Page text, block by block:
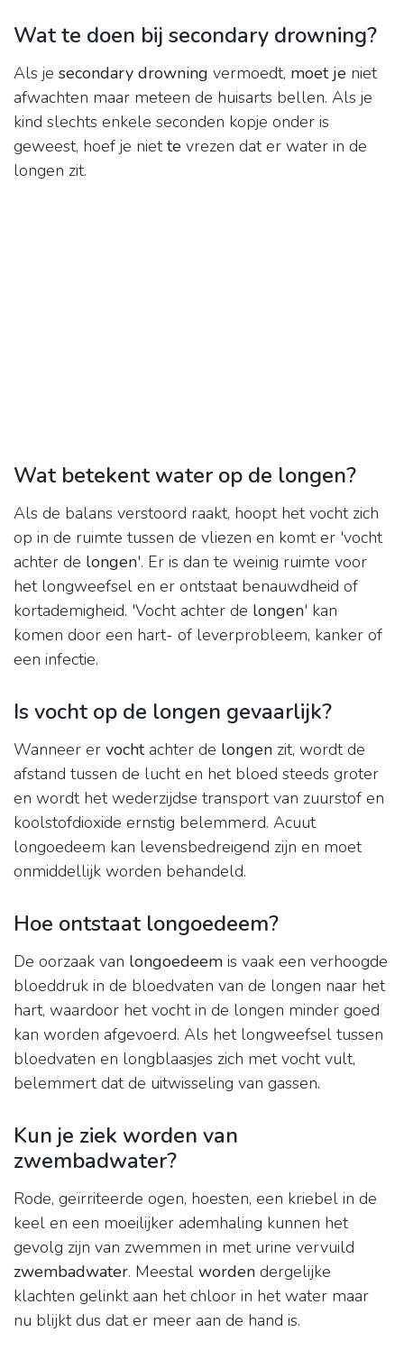
Wat te doen bij secondary drowning?
Als je secondary drowning vermoedt, moet je niet
afwachten maar meteen de huisarts bellen. Als je
kind slechts enkele seconden kopje onder is
geweest, hoef je niette vrezen dat er water in de
longen zit.
Wat betekent water op de longen?
Als de balans verstoord raakt, hoopt het vocht zich
op in de ruimte tussen de vliezen en komt er 'vocht
achter de longen'. Er is dan te weinig ruimte voor
het longweefsel en er ontstaat benauwdheid of
kortademigheid. 'Vocht achter de longen' kan
komen door een hart- of leverprobleem, kanker of
een infectie.
Is vocht op de longen gevaarlijk?
Wanneer er vochtachter de longen zit, wordt de
afstand tussen de lucht en het bloed steeds groter
en wordt het wederzijdse transport van zuurstof en
koolstofdioxide ernstig belemmerd. Acuut
longoedeem kan levensbedreigend zijn en moet
onmiddellijk worden behandeld.
Hoe ontstaat longoedeem?
De oorzaak van longoedeem is vaak een verhoogde
bloeddruk in de bloedvaten van de longen naar het
hart, waardoor het vocht in de longen minder goed
kan worden afgevoerd. Als het longweefsel tussen
bloedvaten en longblaasjes zich met vocht vult,
belemmert dat de uitwisseling van gassen.
Kun je ziek worden van
zwembadwater?
Rode, geïrriteerde ogen, hoesten, een kriebel in de
keel en een moeilijker ademhaling kunnen het
gevolg zijn van zwemmen in met urine vervuild
zwembadwater. Meestal worden dergelijke
klachten gelinkt aan het chloor in het water maar
nu blijkt dus dat er meer aan de hand is.